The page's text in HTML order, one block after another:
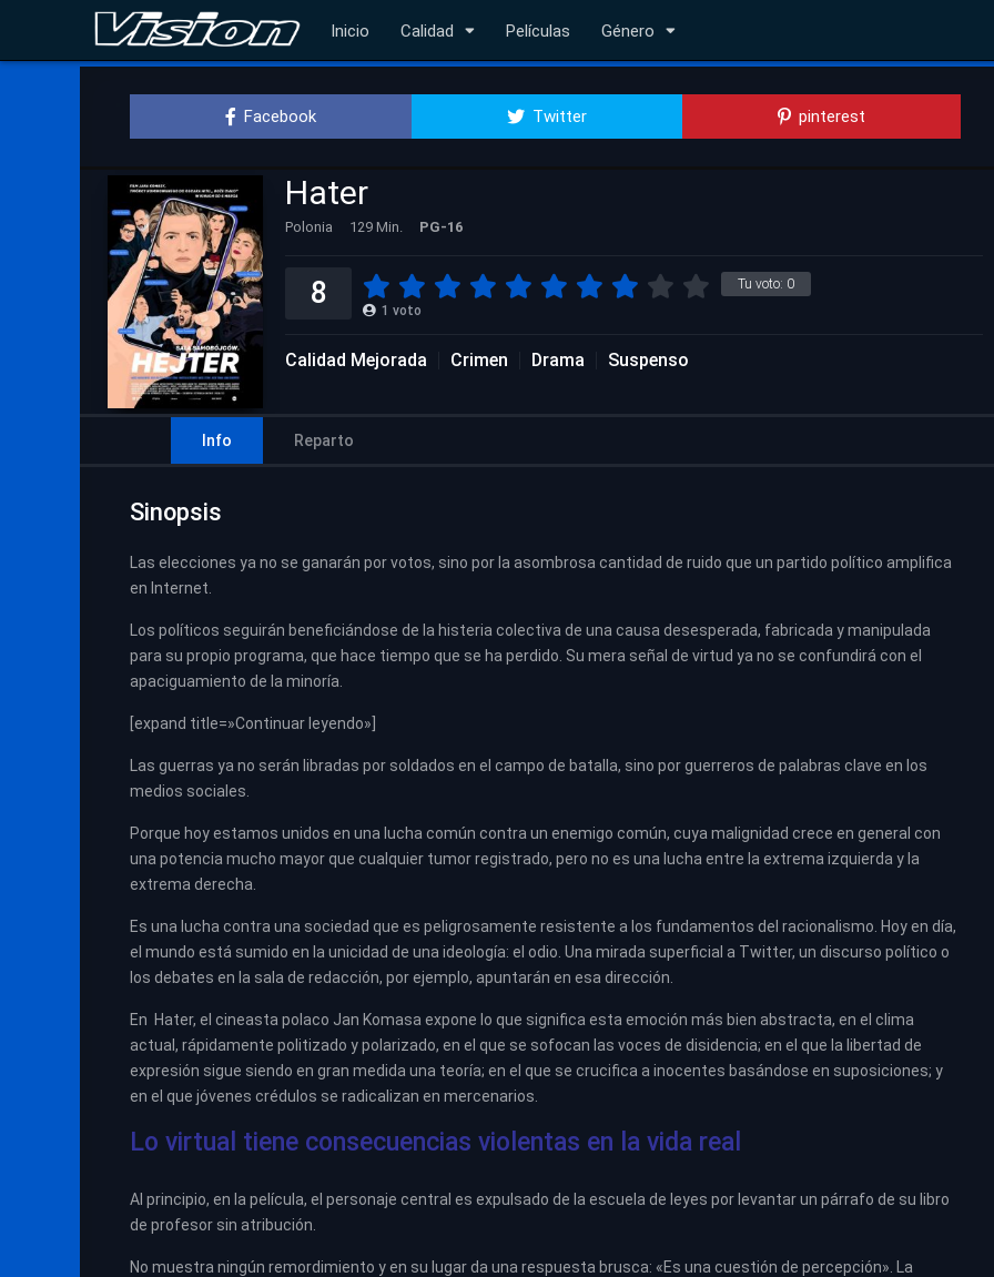
Inicio Calidad Películas Género
Facebook Twitter pinterest
Hater
Polonia 129 Min. PG-16
Tu voto: 0
8 1 voto
Calidad Mejorada Crimen Drama Suspenso
Info Reparto
Sinopsis
Las elecciones ya no se ganarán por votos, sino por la asombrosa cantidad de ruido que un partido político amplifica
en Internet.
Los políticos seguirán beneficiándose de la histeria colectiva de una causa desesperada, fabricada y manipulada
para su propio programa, que hace tiempo que se ha perdido. Su mera señal de virtud ya no se confundirá con el
apaciguamiento de la minoría.
[expand title=»Continuar leyendo»]
Las guerras ya no serán libradas por soldados en el campo de batalla, sino por guerreros de palabras clave en los
medios sociales.
Porque hoy estamos unidos en una lucha común contra un enemigo común, cuya malignidad crece en general con
una potencia mucho mayor que cualquier tumor registrado, pero no es una lucha entre la extrema izquierda y la
extrema derecha.
Es una lucha contra una sociedad que es peligrosamente resistente a los fundamentos del racionalismo. Hoy en día,
el mundo está sumido en la unicidad de una ideología: el odio. Una mirada superficial a Twitter, un discurso político o
los debates en la sala de redacción, por ejemplo, apuntarán en esa dirección.
En Hater, el cineasta polaco Jan Komasa expone lo que significa esta emoción más bien abstracta, en el clima
actual, rápidamente politizado y polarizado, en el que se sofocan las voces de disidencia; en el que la libertad de
expresión sigue siendo en gran medida una teoría; en el que se crucifica a inocentes basándose en suposiciones; y
en el que jóvenes crédulos se radicalizan en mercenarios.
Lo virtual tiene consecuencias violentas en la vida real
Al principio, en la película, el personaje central es expulsado de la escuela de leyes por levantar un párrafo de su libro
de profesor sin atribución.
No muestra ningún remordimiento y en su lugar da una respuesta brusca: «Es una cuestión de percepción». La